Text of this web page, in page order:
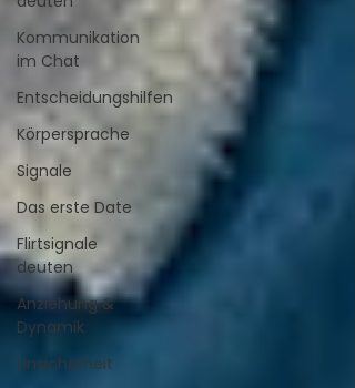
Kommunikation
im Chat
Entscheidungshilfen
Körpersprache
Signale
Das erste Date
Flirtsignale
deuten
Anziehung &
Dynamik
Unsicherheit